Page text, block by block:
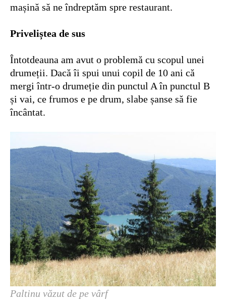
mașină să ne îndreptăm spre restaurant.
Priveliștea de sus
Întotdeauna am avut o problemă cu scopul unei
drumeții. Dacă îi spui unui copil de 10 ani că
mergi într-o drumeție din punctul A în punctul B
și vai, ce frumos e pe drum, slabe șanse să fie
încântat.
Paltinu văzut de pe vârf